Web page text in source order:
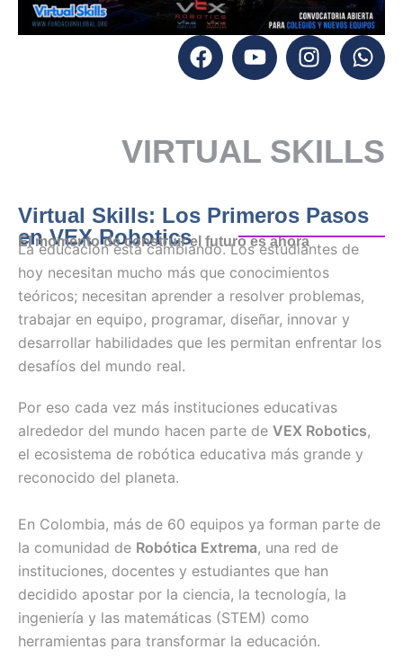
VIRTUAL SKILLS
Virtual Skills: Los Primeros Pasos
en VEX Robotics
El momento de construir el futuro es ahora
La educación está cambiando. Los estudiantes de
hoy necesitan mucho más que conocimientos
teóricos; necesitan aprender a resolver problemas,
trabajar en equipo, programar, diseñar, innovar y
desarrollar habilidades que les permitan enfrentar los
desafíos del mundo real.
Por eso cada vez más instituciones educativas
alrededor del mundo hacen parte de VEX Robotics,
el ecosistema de robótica educativa más grande y
reconocido del planeta.
En Colombia, más de 60 equipos ya forman parte de
la comunidad de Robótica Extrema, una red de
instituciones, docentes y estudiantes que han
decidido apostar por la ciencia, la tecnología, la
ingeniería y las matemáticas (STEM) como
herramientas para transformar la educación.